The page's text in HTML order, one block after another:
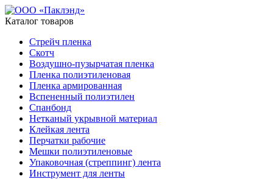
Каталог товаров
Стрейч пленка
Скотч
Воздушно-пузырчатая пленка
Пленка полиэтиленовая
Пленка армированная
Вспененный полиэтилен
Спанбонд
Нетканый укрывной материал
Клейкая лента
Перчатки рабочие
Мешки полиэтиленовые
Упаковочная (стреппинг) лента
Инструмент для ленты